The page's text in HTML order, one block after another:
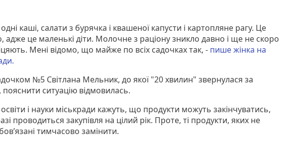
каші, салати з бурячка і квашеної капусти і картопляне рагу. Це
адже це маленькі діти. Молочне з раціону зникло давно і ще не скоро
Мені відомо, що майже по всіх садочках так, - пише жінка на
№5 Світлана Мельник, до якої "20 хвилин" звернулася за
ситуацію відмовилась.
освіти і науки міськради кажуть, що продукти можуть закінчуватись,
проводиться закупівля на цілий рік. Проте, ті продукти, яких не
тимчасово замінити.